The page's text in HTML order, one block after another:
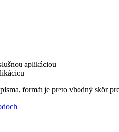
aplikáciou
formát je preto vhodný skôr